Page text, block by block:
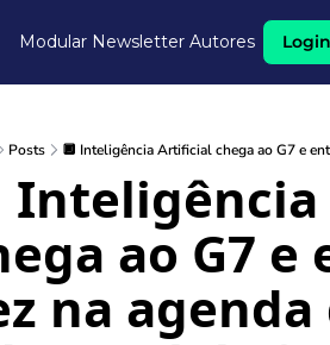
Modular Newsletter Autores Login
Posts 🔲 Inteligência Artificial chega ao G7 e
ao G7 e
na agenda